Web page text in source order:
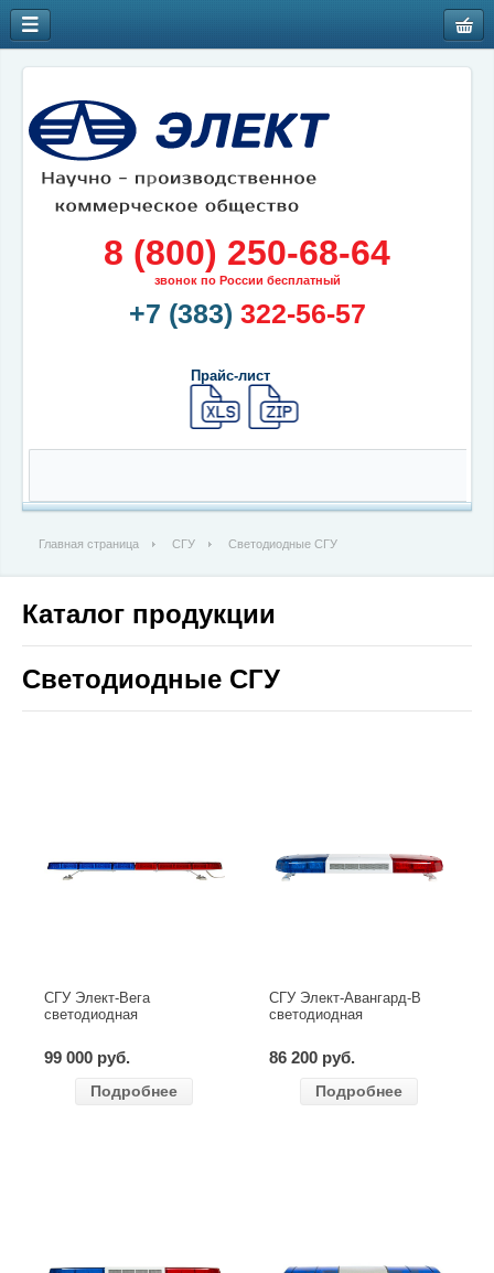
8 (800) 250-68-64
звонок по России бесплатный
+7 (383) 322-56-57
Прайс-лист
Главная страница СГУ Светодиодные СГУ
Каталог продукции
Светодиодные СГУ
СГУ Элект-Вега
светодиодная
99 000 руб.
Подробнее
СГУ Элект-Авангард-В
светодиодная
86 200 руб.
Подробнее